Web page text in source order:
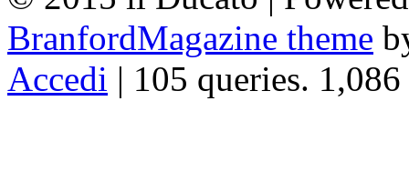
BranfordMagazine theme
Accedi | 105 queries. 1,086